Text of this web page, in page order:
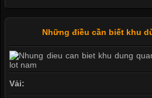
Những điều cần biết khu
Vải: